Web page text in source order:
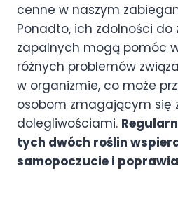
cenne w naszym
Ponadto, ich zdolności
zapalnych mogą pomóc
różnych problemów
w organizmie, co może
osobom zmagającym się
dolegliwościami.
tych dwóch roślin
samopoczucie i